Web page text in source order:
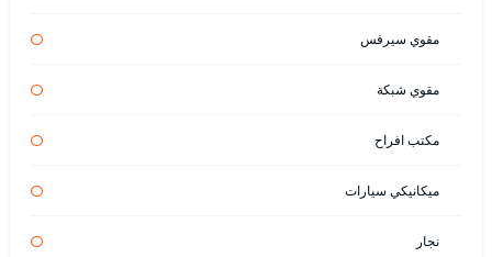
مقوي سيرفس
مقوي شبكة
مكتب افراح
ميكانيكي سيارات
نجار